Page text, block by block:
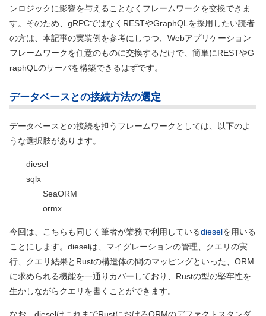
ンロジックに影響を与えることなくフレームワークを交換できま
す。そのため、gRPCではなくRESTやGraphQLを採用したい読者
の方は、本記事の実装例を参考にしつつ、Webアプリケーション
フレームワークを任意のものに交換するだけで、簡単にRESTやG
raphQLのサーバを構築できるはずです。
データベースとの接続方法の選定
データベースとの接続を担うフレームワークとしては、以下のよ
うな選択肢があります。
diesel
sqlx
SeaORM
ormx
今回は、こちらも同じく筆者が業務で利用しているdieselを用いる
ことにします。dieselは、マイグレーションの管理、クエリの実
行、クエリ結果とRustの構造体の間のマッピングといった、ORM
に求められる機能を一通りカバーしており、Rustの型の堅牢性を
生かしながらクエリを書くことができます。